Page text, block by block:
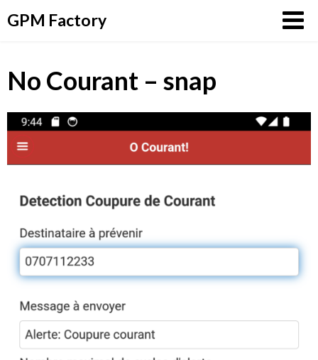
auGPM Factory
No Courant – snap